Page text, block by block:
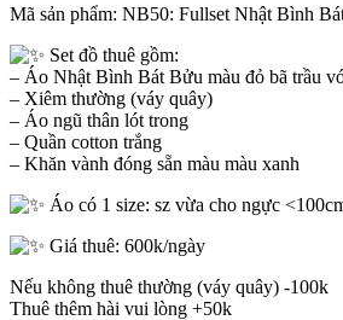
Mã sản phẩm: NB50: Fullset Nhật Bình
Set đồ thuê gồm:
– Áo Nhật Bình Bát Bửu màu đỏ bã trầu
– Xiêm thường (váy quây)
– Áo ngũ thân lót trong
– Quần cotton trắng
– Khăn vành đóng sẵn màu màu xanh
Áo có 1 size: sz vừa cho ngực
Giá thuê: 600k/ngày
Nếu không thuê thường (váy quây) -100k
Thuê thêm hài vui lòng +50k